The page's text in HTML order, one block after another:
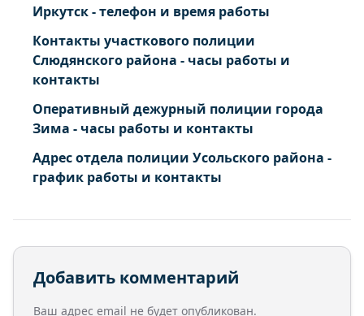
Иркутск - телефон и время работы
Контакты участкового полиции
Слюдянского района - часы работы и
контакты
Оперативный дежурный полиции города
Зима - часы работы и контакты
Адрес отдела полиции Усольского района -
график работы и контакты
Добавить комментарий
Ваш адрес email не будет опубликован.